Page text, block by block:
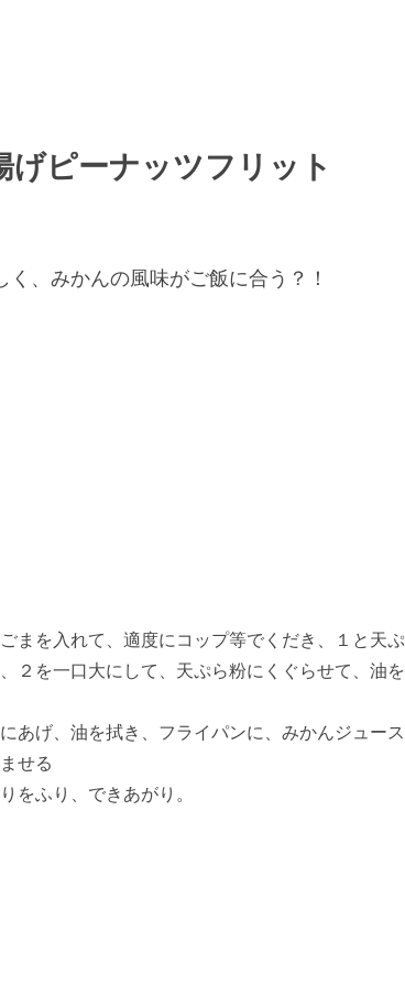
げピーナッツフリット
、みかんの風味がご飯に合う？！
まを入れて、適度にコップ等でくだき、１と天
２を一口大にして、天ぷら粉にくぐらせて、油
あげ、油を拭き、フライパンに、みかんジュー
せる
をふり、できあがり。